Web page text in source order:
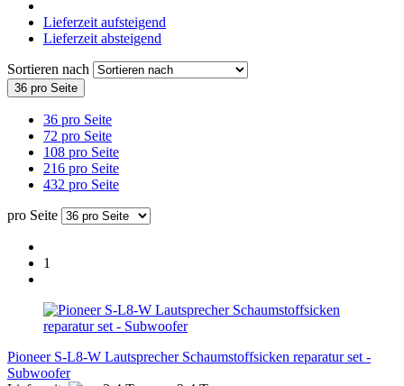
Lieferzeit aufsteigend
Lieferzeit absteigend
Sortieren nach
36 pro Seite
36 pro Seite
72 pro Seite
108 pro Seite
216 pro Seite
432 pro Seite
pro Seite
1
Pioneer S-L8-W Lautsprecher Schaumstoffsicken reparatur set -
Subwoofer